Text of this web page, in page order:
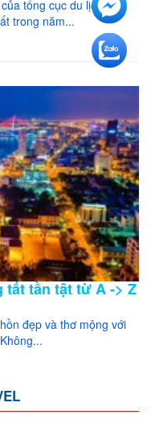
tổng cục du lịch,10
trong năm...
tất tần tật từ A -> Z
đẹp và thơ mộng với